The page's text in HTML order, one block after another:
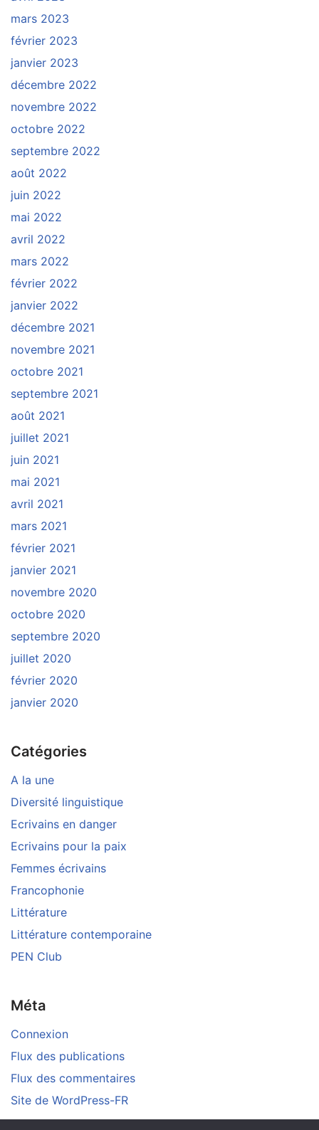
mars 2023
février 2023
janvier 2023
décembre 2022
novembre 2022
octobre 2022
septembre 2022
août 2022
juin 2022
mai 2022
avril 2022
mars 2022
février 2022
janvier 2022
décembre 2021
novembre 2021
octobre 2021
septembre 2021
août 2021
juillet 2021
juin 2021
mai 2021
avril 2021
mars 2021
février 2021
janvier 2021
novembre 2020
octobre 2020
septembre 2020
juillet 2020
février 2020
janvier 2020
Catégories
A la une
Diversité linguistique
Ecrivains en danger
Ecrivains pour la paix
Femmes écrivains
Francophonie
Littérature
Littérature contemporaine
PEN Club
Méta
Connexion
Flux des publications
Flux des commentaires
Site de WordPress-FR